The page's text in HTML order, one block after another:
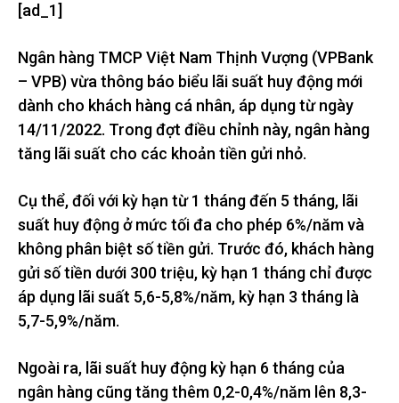
[ad_1]
Ngân hàng TMCP Việt Nam Thịnh Vượng (VPBank
– VPB) vừa thông báo biểu lãi suất huy động mới
dành cho khách hàng cá nhân, áp dụng từ ngày
14/11/2022. Trong đợt điều chỉnh này, ngân hàng
tăng lãi suất cho các khoản tiền gửi nhỏ.
Cụ thể, đối với kỳ hạn từ 1 tháng đến 5 tháng, lãi
suất huy động ở mức tối đa cho phép 6%/năm và
không phân biệt số tiền gửi. Trước đó, khách hàng
gửi số tiền dưới 300 triệu, kỳ hạn 1 tháng chỉ được
áp dụng lãi suất 5,6-5,8%/năm, kỳ hạn 3 tháng là
5,7-5,9%/năm.
Ngoài ra, lãi suất huy động kỳ hạn 6 tháng của
ngân hàng cũng tăng thêm 0,2-0,4%/năm lên 8,3-